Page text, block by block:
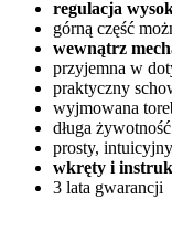
regulacja
górną część
wewnątrz
przyjemna w
praktyczny
wyjmowana
długa żywotność
prosty,
wkręty i
3 lata gwarancji